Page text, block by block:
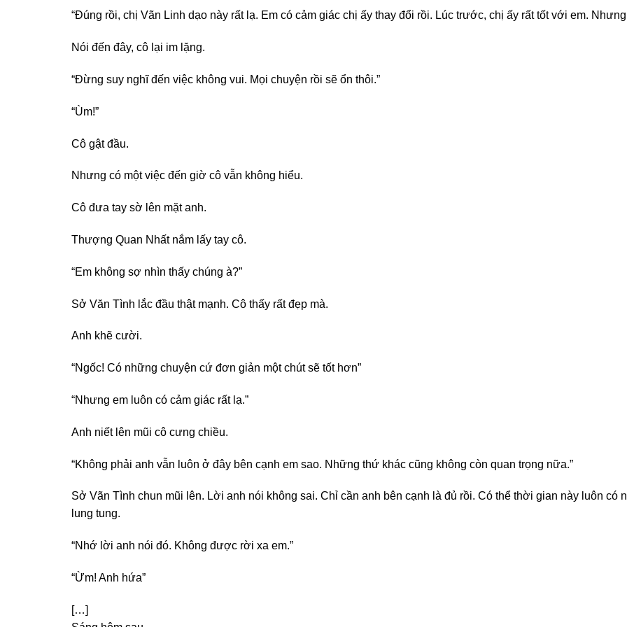
“Đúng rồi, chị Vãn Linh dạo này rất lạ. Em có cảm giác chị ấy thay đổi rồi. Lúc trước, chị ấy rất tốt với em.
Nói đến đây, cô lại im lặng.
“Đừng suy nghĩ đến việc không vui. Mọi chuyện rồi sẽ ổn thôi.”
“Ùm!”
Cô gật đầu.
Nhưng có một việc đến giờ cô vẫn không hiểu.
Cô đưa tay sờ lên mặt anh.
Thượng Quan Nhất nắm lấy tay cô.
“Em không sợ nhìn thấy chúng à?”
Sở Văn Tình lắc đầu thật mạnh. Cô thấy rất đẹp mà.
Anh khẽ cười.
“Ngốc! Có những chuyện cứ đơn giản một chút sẽ tốt hơn”
“Nhưng em luôn có cảm giác rất lạ.”
Anh niết lên mũi cô cưng chiều.
“Không phải anh vẫn luôn ở đây bên cạnh em sao. Những thứ khác cũng không còn quan trọng nữa.”
Sở Vãn Tình chun mũi lên. Lời anh nói không sai. Chỉ cần anh bên cạnh là đủ rồi. Có thể thời gian này luôn có
lung tung.
“Nhớ lời anh nói đó. Không được rời xa em.”
“Ừm! Anh hứa”
[…]